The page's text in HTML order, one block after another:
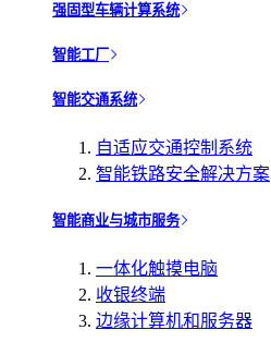
强固型车辆计算系统
智能工厂
智能交通系统
自适应交通控制系统
智能铁路安全解决方案
智能商业与城市服务
一体化触摸电脑
收银终端
边缘计算机和服务器